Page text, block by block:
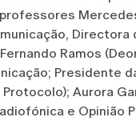
Directora
Ramos
Presidente
Aurora
e Opinião